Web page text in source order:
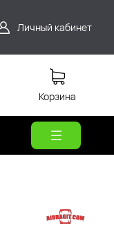
Личный кабинет
Корзина